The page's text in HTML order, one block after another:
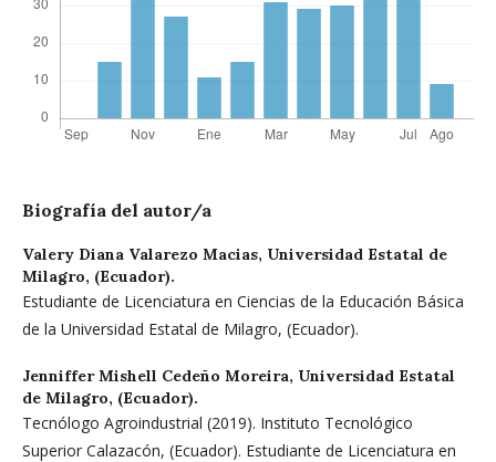
Biografía del autor/a
Valery Diana Valarezo Macias, Universidad Estatal de
Milagro, (Ecuador).
Estudiante de Licenciatura en Ciencias de la Educación Básica
de la Universidad Estatal de Milagro, (Ecuador).
Jenniffer Mishell Cedeño Moreira, Universidad Estatal
de Milagro, (Ecuador).
Tecnólogo Agroindustrial (2019). Instituto Tecnológico
Superior Calazacón, (Ecuador). Estudiante de Licenciatura en